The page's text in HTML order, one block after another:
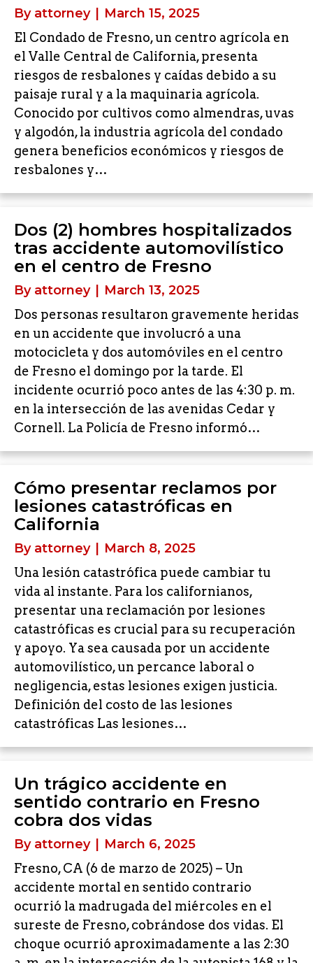
By attorney | March 15, 2025
El Condado de Fresno, un centro agrícola en
el Valle Central de California, presenta
riesgos de resbalones y caídas debido a su
paisaje rural y a la maquinaria agrícola.
Conocido por cultivos como almendras, uvas
y algodón, la industria agrícola del condado
genera beneficios económicos y riesgos de
resbalones y…
Dos (2) hombres hospitalizados
tras accidente automovilístico
en el centro de Fresno
By attorney | March 13, 2025
Dos personas resultaron gravemente heridas
en un accidente que involucró a una
motocicleta y dos automóviles en el centro
de Fresno el domingo por la tarde. El
incidente ocurrió poco antes de las 4:30 p. m.
en la intersección de las avenidas Cedar y
Cornell. La Policía de Fresno informó…
Cómo presentar reclamos por
lesiones catastróficas en
California
By attorney | March 8, 2025
Una lesión catastrófica puede cambiar tu
vida al instante. Para los californianos,
presentar una reclamación por lesiones
catastróficas es crucial para su recuperación
y apoyo. Ya sea causada por un accidente
automovilístico, un percance laboral o
negligencia, estas lesiones exigen justicia.
Definición del costo de las lesiones
catastróficas Las lesiones…
Un trágico accidente en
sentido contrario en Fresno
cobra dos vidas
By attorney | March 6, 2025
Fresno, CA (6 de marzo de 2025) – Un
accidente mortal en sentido contrario
ocurrió la madrugada del miércoles en el
sureste de Fresno, cobrándose dos vidas. El
choque ocurrió aproximadamente a las 2:30